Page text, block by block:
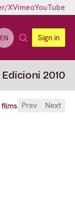
XVimeoYouTube
EN Sign in
Edicioni 2010
Prev Next